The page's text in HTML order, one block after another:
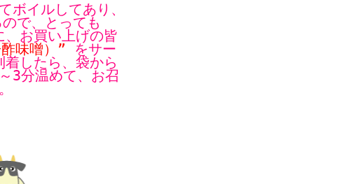
ボイルしてあり、
で、とっても
お買い上げの皆
味噌）” をサー
したら、袋から
3分温めて、お召